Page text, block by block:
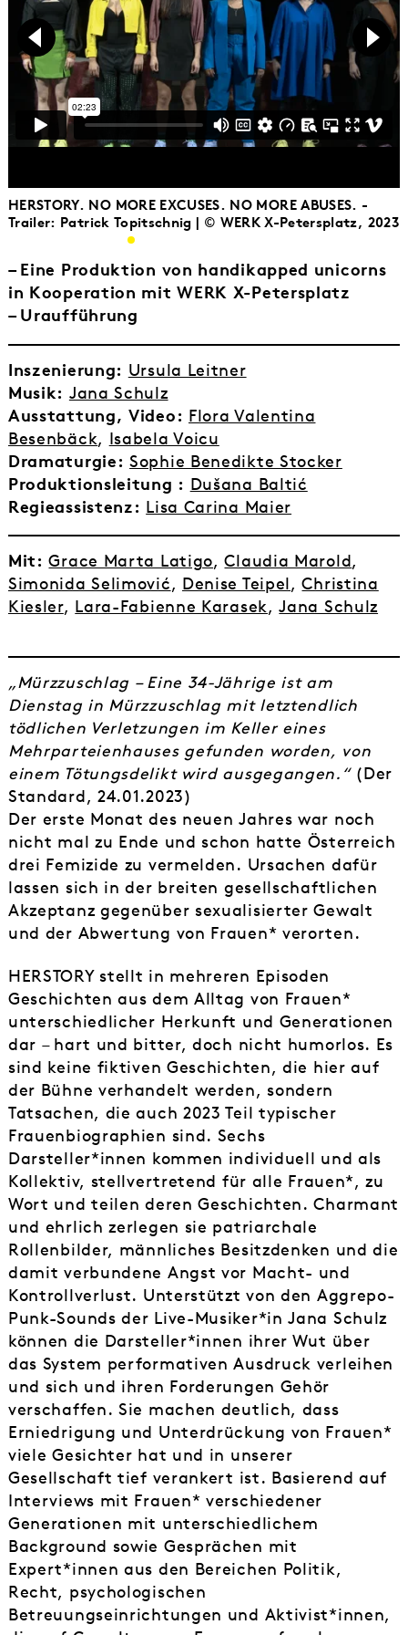
HERSTORY. NO MORE EXCUSES. NO MORE ABUSES. -
Trailer: Patrick Topitschnig | © WERK X-Petersplatz, 2023
–Eine Produktion von handikapped unicorns
in Kooperation mit WERK X-Petersplatz
–Uraufführung
Inszenierung: Ursula Leitner
Musik: Jana Schulz
Ausstattung, Video: Flora Valentina
Besenbäck, Isabela Voicu
Dramaturgie: Sophie Benedikte Stocker
Produktionsleitung : Dušana Baltić
Regieassistenz: Lisa Carina Maier
Mit: Grace Marta Latigo,Claudia Marold,
Simonida Selimović, Denise Teipel,Christina
Kiesler, Lara-Fabienne Karasek,Jana Schulz
„Mürzzuschlag – Eine 34-Jährige ist am
Dienstag in Mürzzuschlag mit letztendlich
tödlichen Verletzungen im Keller eines
Mehrparteienhauses gefunden worden, von
einem Tötungsdelikt wird ausgegangen.“(Der
Standard, 24.01.2023)
Der erste Monat des neuen Jahres war noch
nicht mal zu Ende und schon hatte Österreich
drei Femizide zu vermelden. Ursachen dafür
lassen sich in der breiten gesellschaftlichen
Akzeptanz gegenüber sexualisierter Gewalt
und der Abwertung von Frauen* verorten.
HERSTORY stellt in mehreren Episoden
Geschichten aus dem Alltag von Frauen*
unterschiedlicher Herkunft und Generationen
dar – hart und bitter, doch nicht humorlos. Es
sind keine fiktiven Geschichten, die hier auf
der Bühne verhandelt werden, sondern
Tatsachen, die auch 2023 Teil typischer
Frauenbiographien sind. Sechs
Darsteller*innen kommen individuell und als
Kollektiv, stellvertretend für alle Frauen*, zu
Wort und teilen deren Geschichten. Charmant
und ehrlich zerlegen sie patriarchale
Rollenbilder, männliches Besitzdenken und die
damit verbundene Angst vor Macht- und
Kontrollverlust. Unterstützt von den Aggrepo-
Punk-Sounds der Live-Musiker*in Jana Schulz
können die Darsteller*innen ihrer Wut über
das System performativen Ausdruck verleihen
und sich und ihren Forderungen Gehör
verschaffen. Sie machen deutlich, dass
Erniedrigung und Unterdrückung von Frauen*
viele Gesichter hat und in unserer
Gesellschaft tief verankert ist. Basierend auf
Interviews mit Frauen* verschiedener
Generationen mit unterschiedlichem
Background sowie Gesprächen mit
Expert*innen aus den Bereichen Politik,
Recht, psychologischen
Betreuungseinrichtungen und Aktivist*innen,